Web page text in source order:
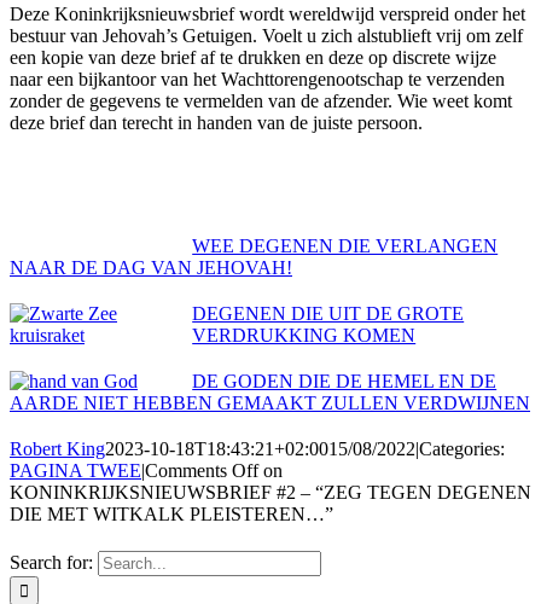
Deze Koninkrijksnieuwsbrief wordt wereldwijd verspreid onder het
bestuur van Jehovah’s Getuigen. Voelt u zich alstublieft vrij om zelf
een kopie van deze brief af te drukken en deze op discrete wijze
naar een bijkantoor van het Wachttorengenootschap te verzenden
zonder de gegevens te vermelden van de afzender. Wie weet komt
deze brief dan terecht in handen van de juiste persoon.
WEE DEGENEN DIE VERLANGEN
NAAR DE DAG VAN JEHOVAH!
DEGENEN DIE UIT DE GROTE
VERDRUKKING KOMEN
DE GODEN DIE DE HEMEL EN DE
AARDE NIET HEBBEN GEMAAKT ZULLEN VERDWIJNEN
Robert King2023-10-18T18:43:21+02:0015/08/2022|Categories:
PAGINA TWEE|Comments Offon
KONINKRIJKSNIEUWSBRIEF #2 – “ZEG TEGEN DEGENEN
DIE MET WITKALK PLEISTEREN…”
Search for: